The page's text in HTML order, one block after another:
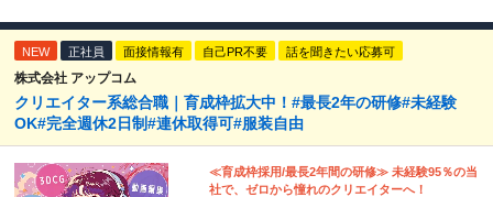
NEW 正社員 面接情報有 自己PR不要 話を聞きたい応募可
株式会社 アップコム
クリエイター系総合職｜育成枠拡大中！#最長2年の研修#未経験
OK#完全週休2日制#連休取得可#服装自由
≪育成枠採用/最長2年間の研修≫ 未経験95％の当
社で、ゼロから憧れのクリエイターへ！